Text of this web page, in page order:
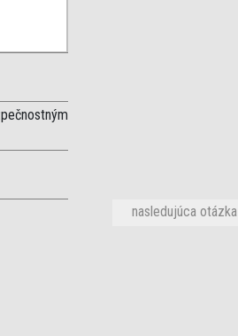
nasledujúca otázka